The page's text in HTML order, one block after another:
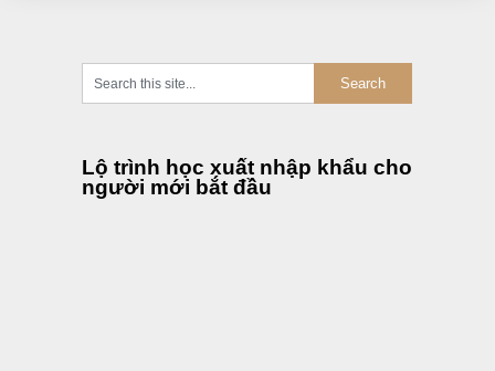
Lộ trình học xuất nhập khẩu cho
người mới bắt đầu